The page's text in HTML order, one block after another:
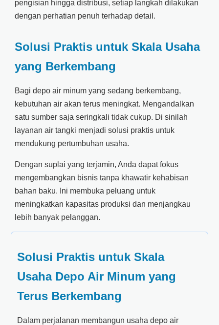
pengisian hingga distribusi, setiap langkah dilakukan
dengan perhatian penuh terhadap detail.
Solusi Praktis untuk Skala Usaha
yang Berkembang
Bagi depo air minum yang sedang berkembang,
kebutuhan air akan terus meningkat. Mengandalkan
satu sumber saja seringkali tidak cukup. Di sinilah
layanan air tangki menjadi solusi praktis untuk
mendukung pertumbuhan usaha.
Dengan suplai yang terjamin, Anda dapat fokus
mengembangkan bisnis tanpa khawatir kehabisan
bahan baku. Ini membuka peluang untuk
meningkatkan kapasitas produksi dan menjangkau
lebih banyak pelanggan.
Solusi Praktis untuk Skala
Usaha Depo Air Minum yang
Terus Berkembang
Dalam perjalanan membangun usaha depo air